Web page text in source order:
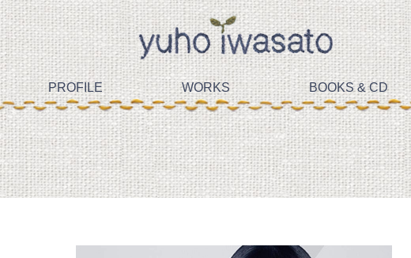
PROFILE WORKS BOOKS & CD